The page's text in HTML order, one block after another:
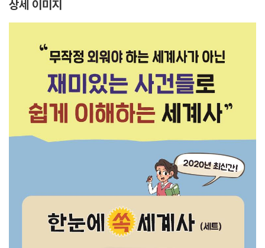
상세 이미지